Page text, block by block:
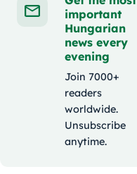
important
Hungarian
news every
evening
Join 7000+
readers
worldwide.
Unsubscribe
anytime.